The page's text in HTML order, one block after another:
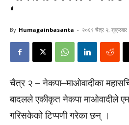
‘
By Humagainbasanta - २०६९ चैत्र २, शुक्रबार
चैत्र २ – नेकपा–माओवादीका
बादलले एकीकृत नेकपा माओवादीले
गरिसकेको टिप्पणी गरेका छन् ।